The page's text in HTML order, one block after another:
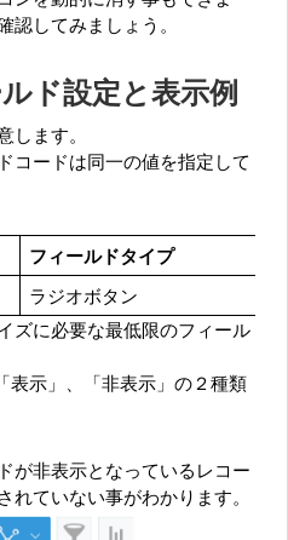
認してみましょう。
ド設定と表示例
します。
コードは同一の値を指定して
フィールドタイプ
ラジオボタン
ズに必要な最低限のフィール
表示」、「非表示」の２種類
が非表示となっているレコー
れていない事がわかります。